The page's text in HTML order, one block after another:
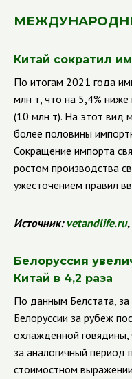
Китай сократил
По итогам 2021 года
млн т, что на 5,4%
(10 млн т). На этот вид
более половины
Сокращение импорта
ростом производства
ужесточением правил
Источник:vetandlife.ru
Белоруссия
Китай в 4,2 раза
По данным Белстата,
Белоруссии за рубеж
охлажденной говядины,
за аналогичный период
стоимостном